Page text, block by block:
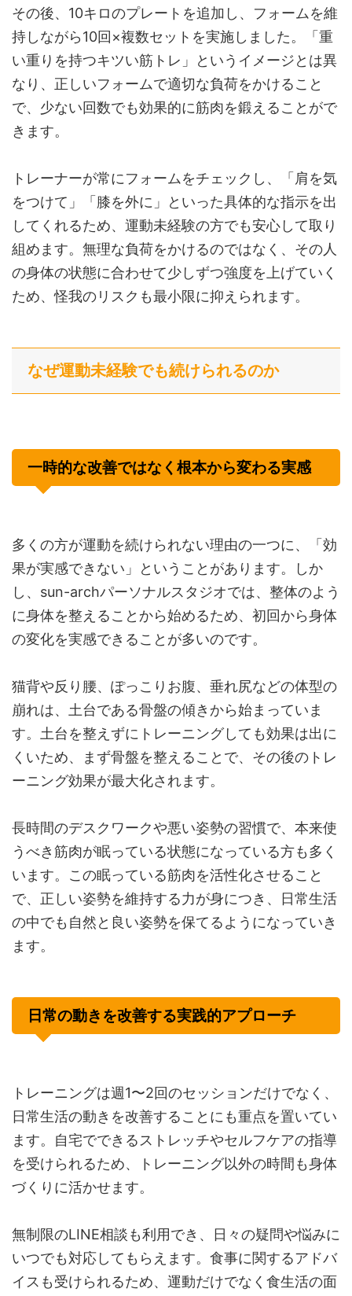
その後、10キロのプレートを追加し、フォームを維
持しながら10回×複数セットを実施しました。「重
い重りを持つキツい筋トレ」というイメージとは異
なり、正しいフォームで適切な負荷をかけること
で、少ない回数でも効果的に筋肉を鍛えることがで
きます。
トレーナーが常にフォームをチェックし、「肩を気
をつけて」「膝を外に」といった具体的な指示を出
してくれるため、運動未経験の方でも安心して取り
組めます。無理な負荷をかけるのではなく、その人
の身体の状態に合わせて少しずつ強度を上げていく
ため、怪我のリスクも最小限に抑えられます。
なぜ運動未経験でも続けられるのか
一時的な改善ではなく根本から変わる実感
多くの方が運動を続けられない理由の一つに、「効
果が実感できない」ということがあります。しか
し、sun-archパーソナルスタジオでは、整体のよう
に身体を整えることから始めるため、初回から身体
の変化を実感できることが多いのです。
猫背や反り腰、ぽっこりお腹、垂れ尻などの体型の
崩れは、土台である骨盤の傾きから始まっていま
す。土台を整えずにトレーニングしても効果は出に
くいため、まず骨盤を整えることで、その後のトレ
ーニング効果が最大化されます。
長時間のデスクワークや悪い姿勢の習慣で、本来使
うべき筋肉が眠っている状態になっている方も多く
います。この眠っている筋肉を活性化させること
で、正しい姿勢を維持する力が身につき、日常生活
の中でも自然と良い姿勢を保てるようになっていき
ます。
日常の動きを改善する実践的アプローチ
トレーニングは週1〜2回のセッションだけでなく、
日常生活の動きを改善することにも重点を置いてい
ます。自宅でできるストレッチやセルフケアの指導
を受けられるため、トレーニング以外の時間も身体
づくりに活かせます。
無制限のLINE相談も利用でき、日々の疑問や悩みに
いつでも対応してもらえます。食事に関するアドバ
イスも受けられるため、運動だけでなく食生活の面